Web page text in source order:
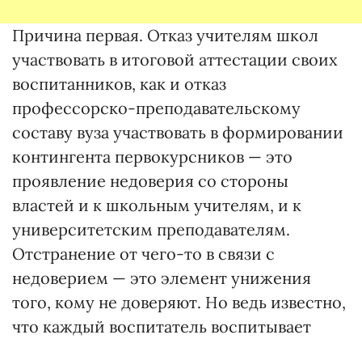
Причина первая. Отказ учителям школ
участвовать в итоговой аттестации своих
воспитанников, как и отказ
профессорско-преподавательскому
составу вуза участвовать в формировании
контингента первокурсников — это
проявление недоверия со стороны
властей и к школьным учителям, и к
университетским преподавателям.
Отстранение от чего-то в связи с
недоверием — это элемент унижения
того, кому не доверяют. Но ведь известно,
что каждый воспитатель воспитывает